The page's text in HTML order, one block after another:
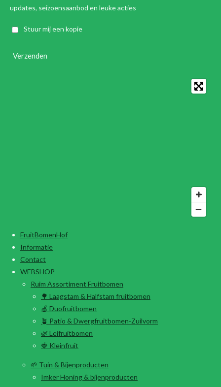
updates, seizoensaanbod en leuke acties
Stuur mij een kopie
Verzenden
FruitBomenHof
Informatie
Contact
WEBSHOP
Ruim Assortiment Fruitbomen
🌳 Laagstam & Halfstam fruitbomen
🍏 Duofruitbomen
🪴 Patio & Dwergfruitbomen-Zuilvorm
🌿 Leifruitbomen
🍓 Kleinfruit
🌱 Tuin & Bijenproducten
Imker Honing & bijenproducten